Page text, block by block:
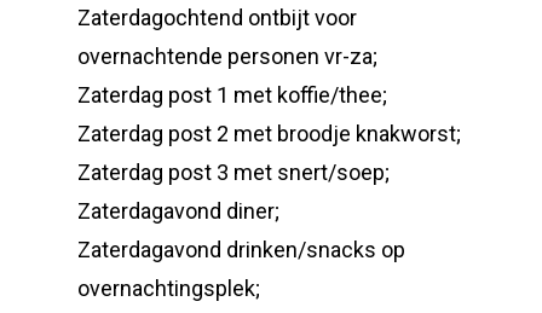
Zaterdagochtend ontbijt voor
overnachtende personen vr-za;
Zaterdag post 1 met koffie/thee;
Zaterdag post 2 met broodje knakworst;
Zaterdag post 3 met snert/soep;
Zaterdagavond diner;
Zaterdagavond drinken/snacks op
overnachtingsplek;